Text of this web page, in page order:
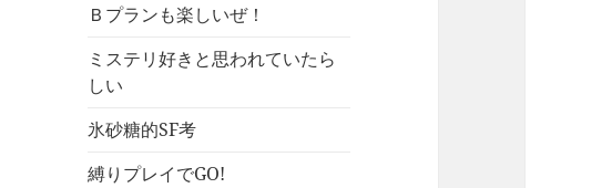
Ｂプランも楽しいぜ！
ミステリ好きと思われていたら
しい
氷砂糖的SF考
縛りプレイでGO!